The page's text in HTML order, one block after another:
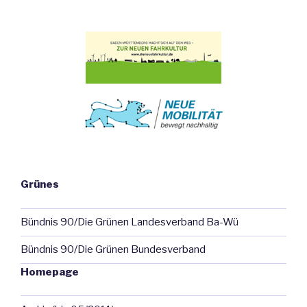
Grünes
Bündnis 90/Die Grünen Landesverband Ba-Wü
Bündnis 90/Die Grünen Bundesverband
Homepage